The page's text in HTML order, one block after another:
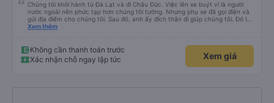
Chúng tôi khởi hành từ Đà Lạt và đi Châu Đức. Việc lên xe buýt vì là người
nước ngoài nên phức tạp hơn chúng tôi tưởng. Nhưng phụ xe đã gọi điện và
gửi địa điểm cho chúng tôi. Sau đó, anh ấy đích thân đi giúp chúng tôi. Đó là
lần đầu tiên đi xe giường nằm với hai đứa trẻ nhỏ khá thú vị. Chúng tôi không
điểm dừng, họ đánh thức chúng tôi dậy và đảm bảo chúng tôi đã sẵn sàng.
Nhìn chung, đó là một trải nghiệm tốt. Mỗi giường đều có gối và chăn, và đủ
chỗ cho 1 người lớn và 1 trẻ em nằm thoải mái.
Xem thêm
Không cần thanh toán trước
Xác nhận chỗ ngay lập tức
Xem giá